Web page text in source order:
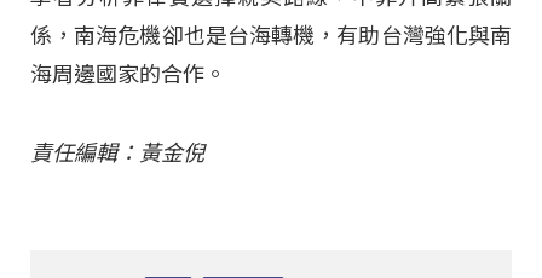
係，南海危機卻也是台海轉機，有助台灣強化與南
海周邊國家的合作。
責任編輯：黃金倪